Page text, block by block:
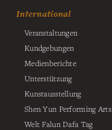
International
Veranstaltungen
Kundgebungen
Medienberichte
Unterstützung
Kunstausstellung
Shen Yun Performing Arts
Welt Falun Dafa Tag